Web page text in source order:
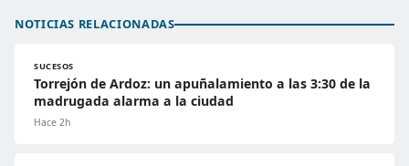
NOTICIAS RELACIONADAS
SUCESOS
Torrejón de Ardoz: un apuñalamiento a las 3:30 de la
madrugada alarma a la ciudad
Hace 2h